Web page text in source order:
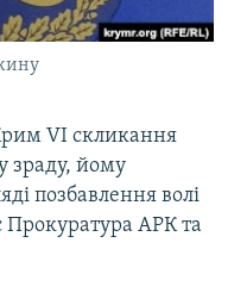
VI скликання
зраду, йому
позбавлення волі
Прокуратура АРК та